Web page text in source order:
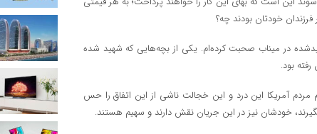
فرزندان خودتان بودند چه؟
در میناب صحبت کرده‌ام. یکی از بچه‌هایی که شهید شده
بود.
آمریکا این درد و این خجالت ناشی از این اتفاق را حس
خودشان نیز در این جریان نقش دارند و سهیم هستند.